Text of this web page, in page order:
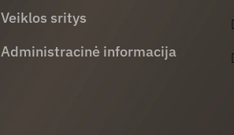
Veiklos sritys
Administracinė informacija